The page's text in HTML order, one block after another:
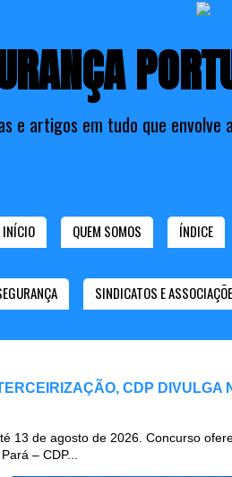
e artigos em tudo que envolve
INÍCIO QUEM SOMOS ÍNDICE
SINDICATOS E
CDP DIVULGA
13 de agosto de 2026. Concurso
– CDP...